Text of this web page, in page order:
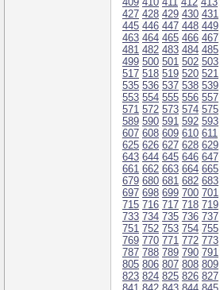
427 428 429 430 431
445 446 447 448 449
463 464 465 466 467
481 482 483 484 485
499 500 501 502 503
517 518 519 520 521
535 536 537 538 539
553 554 555 556 557
571 572 573 574 575
589 590 591 592 593
607 608 609 610 611
625 626 627 628 629
643 644 645 646 647
661 662 663 664 665
679 680 681 682 683
697 698 699 700 701
715 716 717 718 719
733 734 735 736 737
751 752 753 754 755
769 770 771 772 773
787 788 789 790 791
805 806 807 808 809
823 824 825 826 827